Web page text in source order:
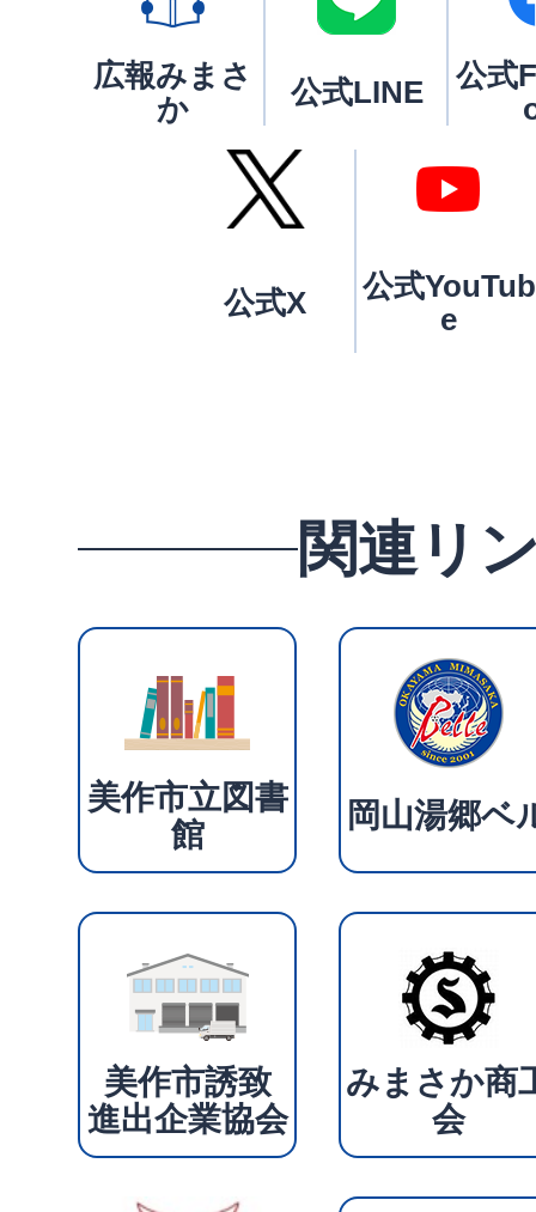
広報みまさ
か
公式LINE
公式
公式X
公式YouTub
e
関連リ
美作市立図書
館
岡山湯郷ベ
美作市誘致
進出企業協会
みまさか商
会